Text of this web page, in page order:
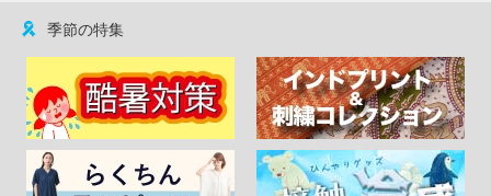
季節の特集